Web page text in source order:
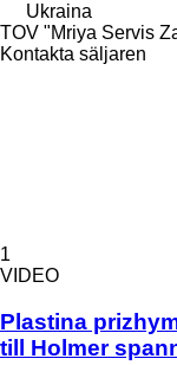
Ukraina
TOV "Mriya Servis
Kontakta säljaren
1
VIDEO
Plastina
till Holmer